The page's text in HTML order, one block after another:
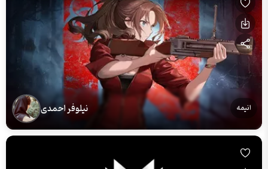
انیمه نیلوفر احمدی